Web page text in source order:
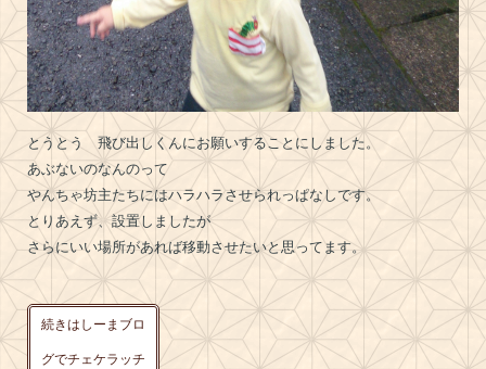
とうとう 飛び出しくんにお願いすることにしました。
あぶないのなんのって
やんちゃ坊主たちにはハラハラさせられっぱなしです。
とりあえず、設置しましたが
さらにいい場所があれば移動させたいと思ってます。
続きはしーまブロ
グでチェケラッチ